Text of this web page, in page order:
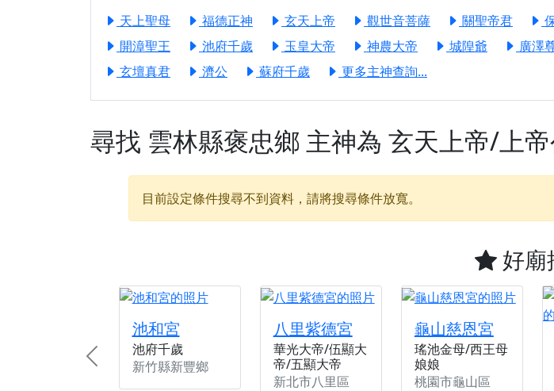
【桃園慈善宮(天公廟)】中元普渡交給專業的來，省時
是「超級加倍」！
【台北北投 福慶宮】慶讚中元普渡法會，誠摯邀請十
【桃園龜山 慈恩宮】瑤池金母聖誕祝壽盛典，邀請十
【桃園龜山 慈恩宮】丙午年慶讚中元普渡法會，正是
【新北八里 紫德宮】丙午年中元普渡讚普超薦法會，普
【台北北投金虎爺會】父親節陪爸爸一起闖關趣，邀請
【新北八里 紫德宮】父親節奉茶感恩活動，一杯茶，
【桃園新屋 深圳玄天宮】農曆七月擴大犒軍科儀，吉祥
【桃園慈善宮(天公廟)】虎爺元帥 開光大典，祈求虎
歡迎友廟長官、小編加入我們LINE官方帳號，讓我們
歡迎信眾分享您前往廟宇的參拜體驗，推廣您的信仰
天上聖母 福德正神 玄天上帝 觀世音菩薩 關聖帝君
開漳聖王
池府千歲 玉皇大帝 神農大帝 城隍爺 廣澤
玄壇真君
濟公 蘇府千歲 更多主神查詢...
尋找 雲林縣褒忠鄉 主神為 玄天上帝/上
目前設定條件搜尋不到資料，請將搜尋條件放寬。
好廟
池和宮
池府千歲
新竹縣新豐鄉
八里紫德宮
華光大帝/伍顯大
帝/五顯大帝
新北市八里區
龜山慈恩宮
瑤池金母/西王母
娘娘
桃園市龜山區
Previous